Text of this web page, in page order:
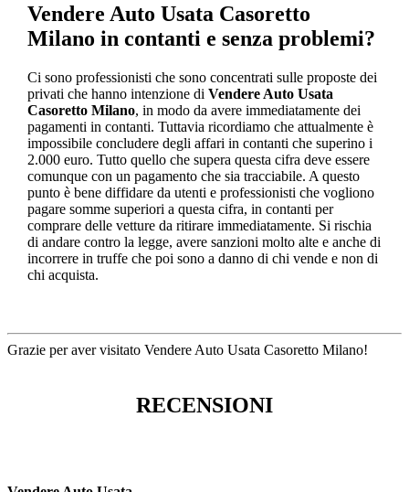
Vendere Auto Usata Casoretto
Milano in contanti e senza problemi?
Ci sono professionisti che sono concentrati sulle proposte dei
privati che hanno intenzione di Vendere Auto Usata
Casoretto Milano, in modo da avere immediatamente dei
pagamenti in contanti. Tuttavia ricordiamo che attualmente è
impossibile concludere degli affari in contanti che superino i
2.000 euro. Tutto quello che supera questa cifra deve essere
comunque con un pagamento che sia tracciabile. A questo
punto è bene diffidare da utenti e professionisti che vogliono
pagare somme superiori a questa cifra, in contanti per
comprare delle vetture da ritirare immediatamente. Si rischia
di andare contro la legge, avere sanzioni molto alte e anche di
incorrere in truffe che poi sono a danno di chi vende e non di
chi acquista.
Grazie per aver visitato Vendere Auto Usata Casoretto Milano!
RECENSIONI